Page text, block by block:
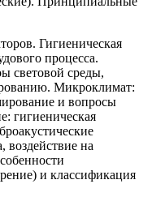
Гигиеническая
процесса.
световой среды,
Микроклимат:
и вопросы
гигиеническая
воздействие на
и классификация